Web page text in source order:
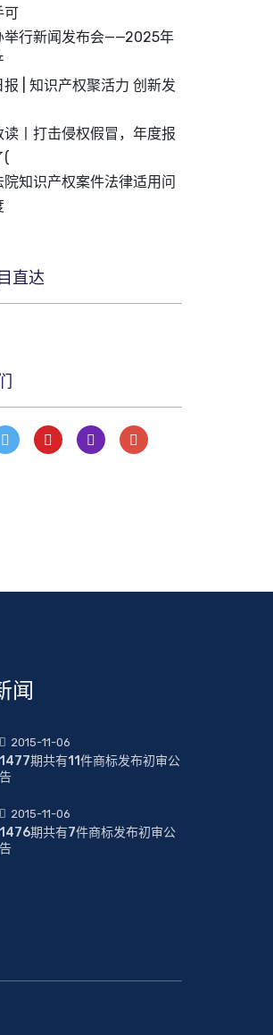
可
举行新闻发布会——2025年
报 | 知识产权聚活力 创新发
读丨打击侵权假冒，年度报
(
院知识产权案件法律适用问
直达
闻
2015-11-06
1477期共有11件商标发布初审公
告
2015-11-06
1476期共有7件商标发布初审公
告